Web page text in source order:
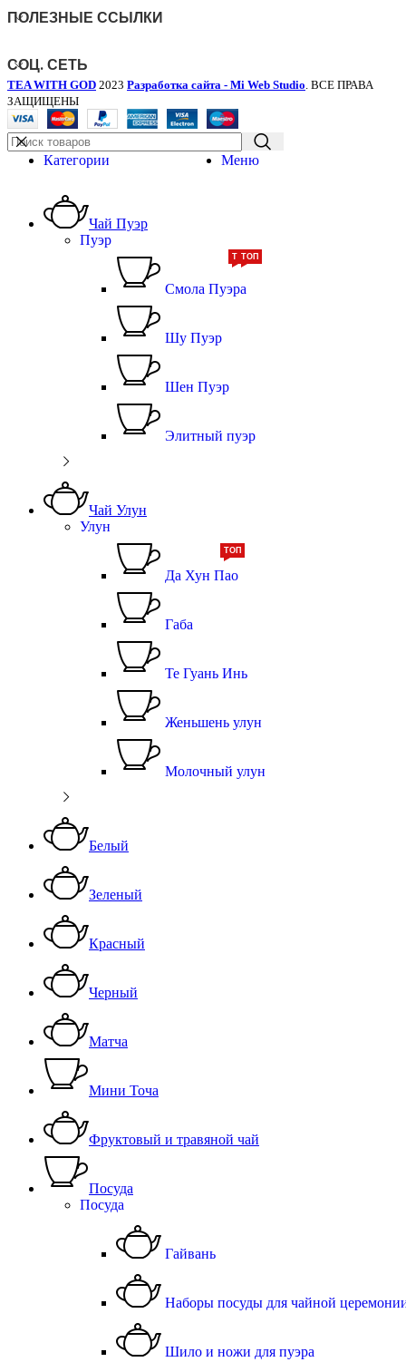
ПОЛЕЗНЫЕ ССЫЛКИ
СОЦ. СЕТЬ
TEA WITH GOD 2023 Разработка сайта - Mi Web Studio. ВСЕ ПРАВА
ЗАЩИЩЕНЫ
Меню
Категории
Чай Пуэр
Пуэр
Смола Пуэра
ТОП
Шу Пуэр
Шен Пуэр
Элитный пуэр
ТОП
Чай Улун
Улун
Да Хун Пао
ТОП
Габа
Те Гуань Инь
Женьшень улун
Молочный улун
Белый
Зеленый
Красный
Черный
Матча
Мини Точа
Фруктовый и травяной чай
Посуда
Посуда
Гайвань
Наборы посуды для чайной
Шило и ножи для пуэра